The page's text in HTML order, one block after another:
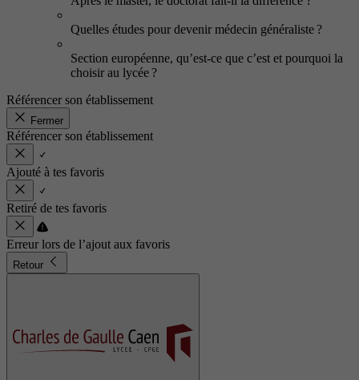
Quelles études pour devenir médecin généraliste ?
Section européenne, qu’est-ce que c’est et pourquoi la
choisir au lycée ?
Référencer son établissement
Fermer
Référencer son établissement
Ajouté à tes favoris
Retiré de tes favoris
Erreur lors de l’ajout aux favoris
Retour